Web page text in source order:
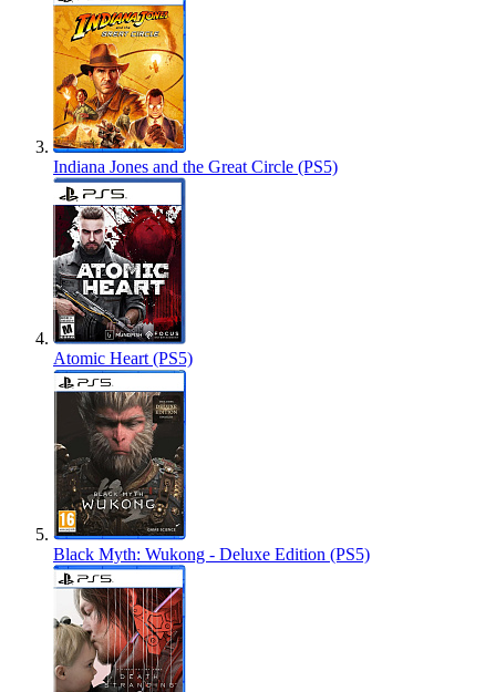
Indiana Jones and the Great Circle (PS5)
Atomic Heart (PS5)
Black Myth: Wukong - Deluxe Edition (PS5)